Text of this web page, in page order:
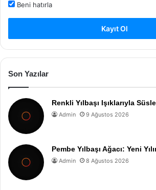
Beni hatırla
Kayıt Ol
Son Yazılar
Renkli Yılbaşı Işıklarıyla
Admin 9 Ağustos 2026
Pembe Yılbaşı Ağacı: Yeni
Admin 8 Ağustos 2026